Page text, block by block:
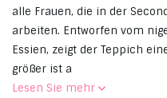
alle Frauen, die in der
arbeiten. Entworfen vom
Essien, zeigt der Teppich
größer ist a
Lesen Sie mehr